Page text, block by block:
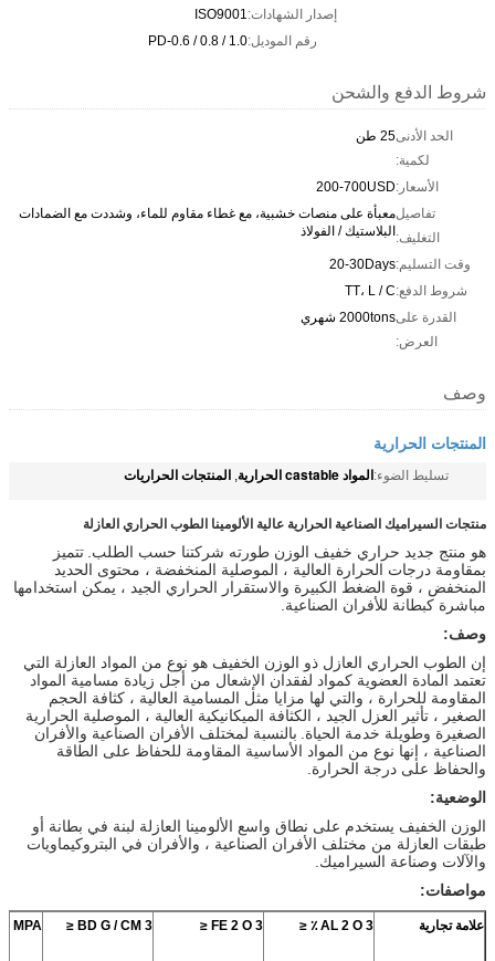
إصدار الشهادات:ISO9001
رقم الموديل:PD-0.6 / 0.8 / 1.0
شروط الدفع والشحن
الحد الأدنى
لكمية:
25 طن
الأسعار:200-700USD
تفاصيل
التغليف:
معبأة على منصات خشبية، مع غطاء مقاوم للماء، وشددت مع الضمادات
البلاستيك / الفولاذ
وقت التسليم:20-30Days
شروط الدفع:TT، L / C
القدرة على
العرض:
2000tons شهري
وصف
المنتجات الحرارية
تسليط الضوء:المواد castable الحرارية , المنتجات الحراريات
منتجات السيراميك الصناعية الحرارية عالية الألومينا الطوب الحراري العازلة
هو منتج جديد حراري خفيف الوزن طورته شركتنا حسب الطلب. تتميز
بمقاومة درجات الحرارة العالية ، الموصلية المنخفضة ، محتوى الحديد
المنخفض ، قوة الضغط الكبيرة والاستقرار الحراري الجيد ، يمكن استخدامها
مباشرة كبطانة للأفران الصناعية.
وصف:
إن الطوب الحراري العازل ذو الوزن الخفيف هو نوع من المواد العازلة التي
تعتمد المادة العضوية كمواد لفقدان الإشعال من أجل زيادة مسامية المواد
المقاومة للحرارة ، والتي لها مزايا مثل المسامية العالية ، كثافة الحجم
الصغير ، تأثير العزل الجيد ، الكثافة الميكانيكية العالية ، الموصلية الحرارية
الصغيرة وطويلة خدمة الحياة. بالنسبة لمختلف الأفران الصناعية والأفران
الصناعية ، إنها نوع من المواد الأساسية المقاومة للحفاظ على الطاقة
والحفاظ على درجة الحرارة.
الوضعية:
الوزن الخفيف يستخدم على نطاق واسع الألومينا العازلة لبنة في بطانة أو
طبقات العازلة من مختلف الأفران الصناعية ، والأفران في البتروكيماويات
والآلات وصناعة السيراميك.
مواصفات:
علامة تجارية AL 2 O 3 ٪ ≤
FE 2 O 3
≤
BD G / CM 3
≤
MPA